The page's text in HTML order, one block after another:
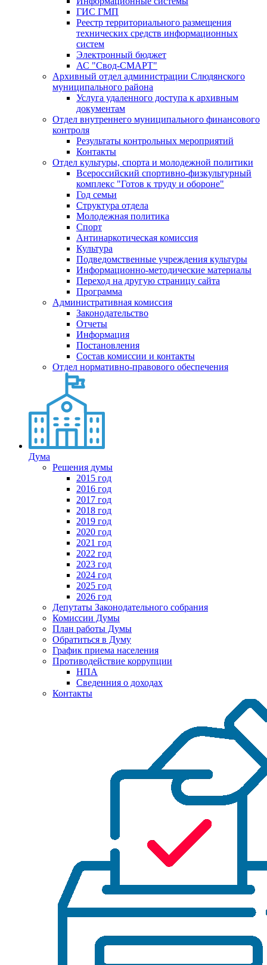
ГИС ГМП
Реестр территориального размещения
технических средств информационных
систем
Электронный бюджет
АС "Свод-СМАРТ"
Архивный отдел администрации Слюдянского
муниципального района
Услуга удаленного доступа к архивным
документам
Отдел внутреннего муниципального финансового
контроля
Результаты контрольных мероприятий
Контакты
Отдел культуры, спорта и молодежной политики
Всероссийский спортивно-физкультурный
комплекс "Готов к труду и обороне"
Год семьи
Структура отдела
Молодежная политика
Спорт
Антинаркотическая комиссия
Культура
Подведомственные учреждения культуры
Информационно-методические материалы
Переход на другую страницу сайта
Программа
Административная комиссия
Законодательство
Отчеты
Информация
Постановления
Состав комиссии и контакты
Отдел нормативно-правового обеспечения
Дума
Решения думы
2015 год
2016 год
2017 год
2018 год
2019 год
2020 год
2021 год
2022 год
2023 год
2024 год
2025 год
2026 год
Депутаты Законодательного собрания
Комиссии Думы
План работы Думы
Обратиться в Думу
График приема населения
Противодействие коррупции
НПА
Сведенния о доходах
Контакты